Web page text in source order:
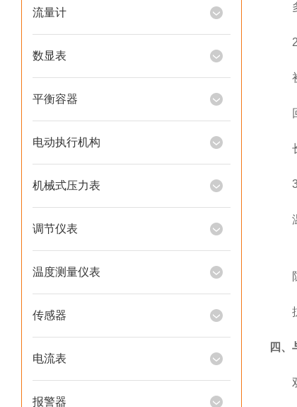
流量计
数显表
平衡容器
电动执行机构
机械式压力表
调节仪表
温度测量仪表
传感器
电流表
报警器
多
2.
初
回
长
3.
温
防
抗
四、
双